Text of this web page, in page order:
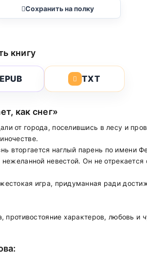
Сохранить на полку
книгу
EPUB TXT
как снег»
от города, поселившись в лесу и
вторгается наглый парень по имени
невестой. Он не отрекается
игра, придуманная ради
характеров, любовь и
: